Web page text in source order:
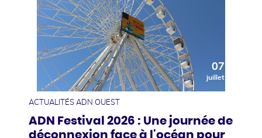
07
juillet
ACTUALITÉS ADN OUEST
ADN Festival 2026 : Une journée de
déconnexion face à l'océan pour